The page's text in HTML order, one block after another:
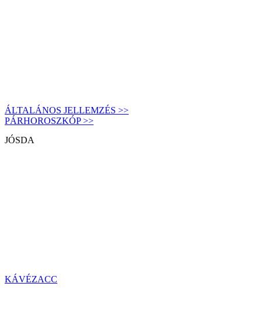
ÁLTALÁNOS JELLEMZÉS >>
PÁRHOROSZKÓP >>
JÓSDA
KÁVÉZACC